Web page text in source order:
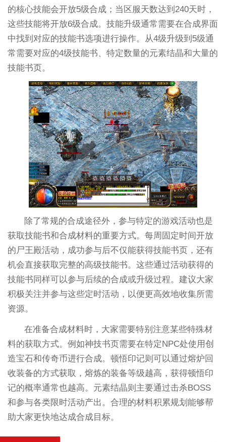
的核心技能会开放5级合成；当区服天数达到240天时，
这些技能将开放6级合成。技能升级通常需要在合成界面
中找到对应的技能书选项进行操作。从4级升级到5级通
常需要对应的4级技能书、特定数量的元素结晶和大量的
技能书页。
除了常规的合成途径外，参与特定的游戏活动也是
获取技能书和合成材料的重要方式。每周固定时间开放
的尸王殿活动，成功参与后不仅能获得技能书页，还有
机会直接获取完整的高级技能书。这些通过活动获得的
技能书同样可以参与后续的合成或升级过程。建议大家
积极关注并参与这些定时活动，以便更高效地收集所需
资源。
在准备合成材料时，大家需要特别注意某些特殊材
料的获取方式。例如神技书页需要在特定NPC处使用创
造宝石和传奇币进行合成。顿悟印记则可以通过熔炉回
收装备的方式获取，熔炼的装备等级越高，获得顿悟印
记的概率通常也越高。元素结晶则主要通过击杀BOSS
和参与各类限时活动产出。合理的材料积累规划能够帮
助大家更快地达成合成目标。